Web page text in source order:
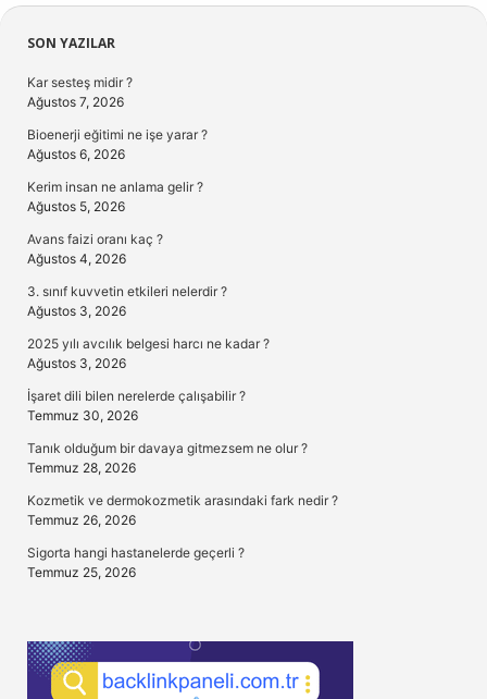
Sidebar
SON YAZILAR
Kar sesteş midir ?
Ağustos 7, 2026
Bioenerji eğitimi ne işe yarar ?
Ağustos 6, 2026
Kerim insan ne anlama gelir ?
Ağustos 5, 2026
Avans faizi oranı kaç ?
Ağustos 4, 2026
3. sınıf kuvvetin etkileri nelerdir ?
Ağustos 3, 2026
2025 yılı avcılık belgesi harcı ne kadar ?
Ağustos 3, 2026
İşaret dili bilen nerelerde çalışabilir ?
Temmuz 30, 2026
Tanık olduğum bir davaya gitmezsem ne olur ?
Temmuz 28, 2026
Kozmetik ve dermokozmetik arasındaki fark nedir ?
Temmuz 26, 2026
Sigorta hangi hastanelerde geçerli ?
Temmuz 25, 2026